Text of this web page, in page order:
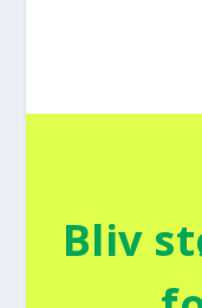
Bliv